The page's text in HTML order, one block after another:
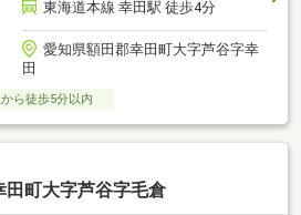
東海道本線 幸田駅 徒歩4分
愛知県額田郡幸田町大字芦谷字幸
田
ら徒歩5分以内
田町大字芦谷字毛倉